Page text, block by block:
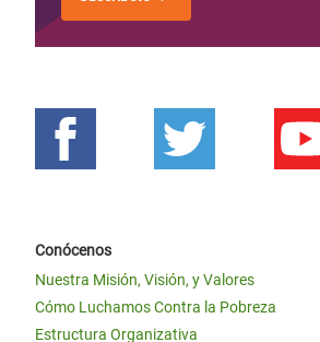
Conócenos
Nuestra Misión, Visión, y Valores
Cómo Luchamos Contra la Pobreza
Estructura Organizativa